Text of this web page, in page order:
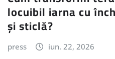
locuibil iarna cu
și sticlă?
press iun. 22, 2026